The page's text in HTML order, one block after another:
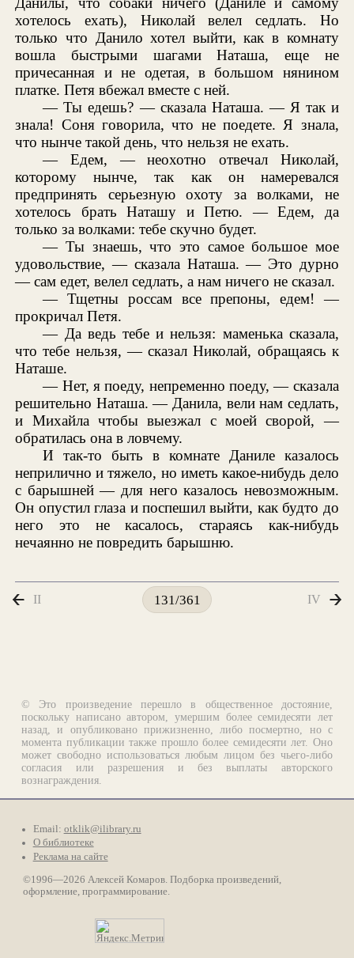
хотелось ехать), Николай велел седлать. Но
только что Данило хотел выйти, как в комнату
вошла быстрыми шагами Наташа, еще не
причесанная и не одетая, в большом нянином
платке. Петя вбежал вместе с ней.
— Ты едешь? — сказала Наташа. — Я так и
знала! Соня говорила, что не поедете. Я знала,
что нынче такой день, что нельзя не ехать.
— Едем, — неохотно отвечал Николай,
которому нынче, так как он намеревался
предпринять серьезную охоту за волками, не
хотелось брать Наташу и Петю. — Едем, да
только за волками: тебе скучно будет.
— Ты знаешь, что это самое большое мое
удовольствие, — сказала Наташа. — Это дурно
— сам едет, велел седлать, а нам ничего не сказал.
— Тщетны россам все препоны, едем! —
прокричал Петя.
— Да ведь тебе и нельзя: маменька сказала,
что тебе нельзя, — сказал Николай, обращаясь к
Наташе.
— Нет, я поеду, непременно поеду, — сказала
решительно Наташа. — Данила, вели нам седлать,
и Михайла чтобы выезжал с моей сворой, —
обратилась она в ловчему.
И так-то быть в комнате Даниле казалось
неприлично и тяжело, но иметь какое-нибудь дело
с барышней — для него казалось невозможным.
Он опустил глаза и поспешил выйти, как будто до
него это не касалось, стараясь как-нибудь
нечаянно не повредить барышню.
II 131/361 IV
© Это произведение перешло в общественное достояние,
поскольку написано автором, умершим более семидесяти лет
назад, и опубликовано прижизненно, либо посмертно, но с
момента публикации также прошло более семидесяти лет. Оно
может свободно использоваться любым лицом без чьего-либо
согласия или разрешения и без выплаты авторского
вознаграждения.
Email: otklik@ilibrary.ru
О библиотеке
Реклама на сайте
©1996—2026 Алексей Комаров. Подборка произведений,
оформление, программирование.